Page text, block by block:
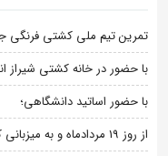
تمرین تیم ملی کشتی فرنگی
با حضور در خانه کشتی شیراز
با حضور اساتید دانشگاهی؛
از روز 19 مردادماه و به میزبانی کمپ تیم های ملی؛